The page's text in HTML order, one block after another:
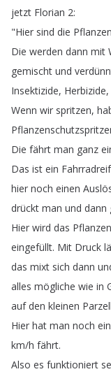
jetzt Florian 2:
"Hier sind die
Die werden dann mit
gemischt und
Insektizide, Herbizide,
Wenn wir spritzen,
Die fährt man ganz
Das ist ein
hier noch einen
drückt man und dann
Hier wird das
eingefüllt. Mit Druck
das mixt sich dann
alles mögliche wie in
auf den kleinen
Hier hat man noch
km/h fährt.
Also es funktioniert